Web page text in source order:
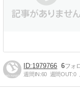
1979766 6
週間IN:60 週間OUT:0